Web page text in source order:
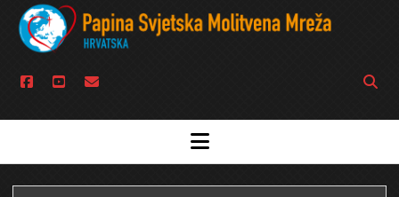
facebook
youtubeemail
Open
bar
open
menu